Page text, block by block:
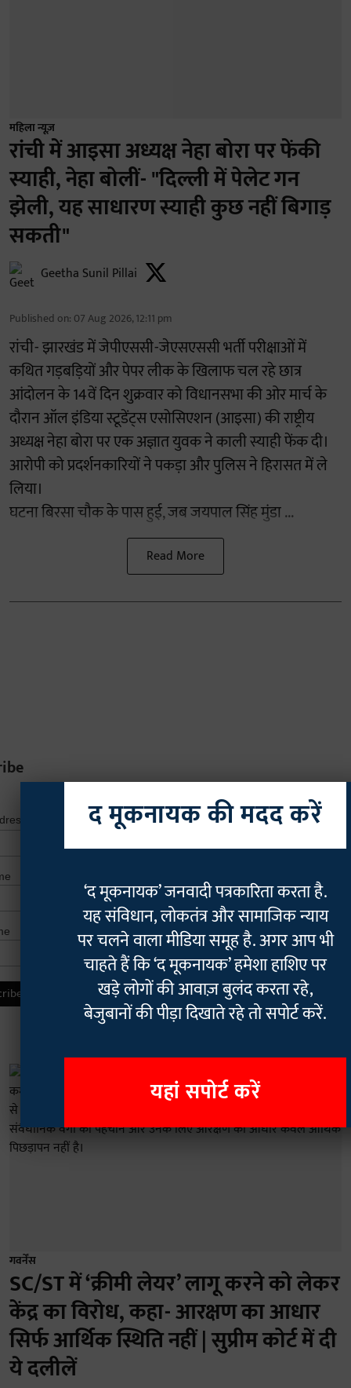
महिला न्यूज़
रांची में आइसा अध्यक्ष नेहा बोरा पर फेंकी
स्याही, नेहा बोलीं- "दिल्ली में पेलेट गन
झेली, यह साधारण स्याही कुछ नहीं बिगाड़
सकती"
Geetha Sunil Pillai
Published on: 07 Aug 2026, 12:11 pm
रांची- झारखंड में जेपीएससी-जेएसएससी भर्ती परीक्षाओं में
कथित गड़बड़ियों और पेपर लीक के खिलाफ चल रहे छात्र
आंदोलन के 14वें दिन शुक्रवार को विधानसभा की ओर मार्च के
दौरान ऑल इंडिया स्टूडेंट्स एसोसिएशन (आइसा) की राष्ट्रीय
अध्यक्ष नेहा बोरा पर एक अज्ञात युवक ने काली स्याही फेंक दी।
आरोपी को प्रदर्शनकारियों ने पकड़ा और पुलिस ने हिरासत में ले
लिया।
घटना बिरसा चौक के पास हुई, जब जयपाल सिंह मुंडा ...
Read More
*indicates
गवर्नेंस
SC/ST में ‘क्रीमी लेयर’ लागू करने को लेकर
केंद्र का विरोध, कहा- आरक्षण का आधार
सिर्फ आर्थिक स्थिति नहीं | सुप्रीम कोर्ट में दी
ये दलीलें
द मूकनायक की मदद करें
‘द मूकनायक’ जनवादी पत्रकारिता करता है.
यह संविधान, लोकतंत्र और सामाजिक न्याय
पर चलने वाला मीडिया समूह है. अगर आप भी
चाहते हैं कि ‘द मूकनायक’ हमेशा हाशिए पर
खड़े लोगों की आवाज़ बुलंद करता रहे,
बेजुबानों की पीड़ा दिखाते रहे तो सपोर्ट करें.
यहां सपोर्ट करें